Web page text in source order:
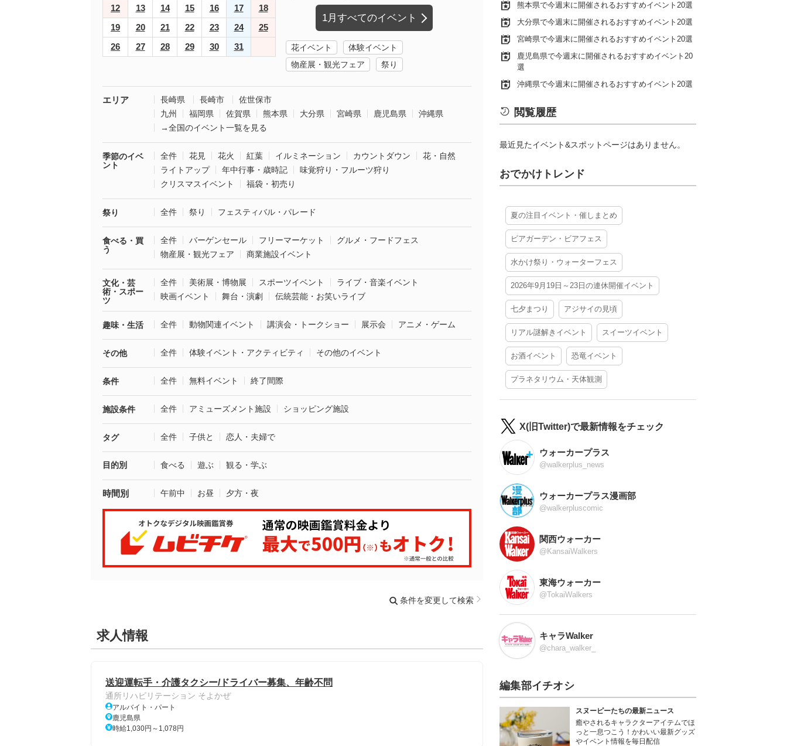
12
13 14 15 16 17
18
19
20 21 22 23 24
25
26
27 28 29 30 31
1月すべてのイベント
花イベント
体験イベント
物産展・観光フェア
祭り
エリア 長崎県 長崎市
佐世保市
九州
福岡県 佐賀県 熊本県 大分県 宮崎県 鹿児島県
沖縄県
→全国のイベント一覧を見る
季節のイベ
ント
全件 花見 花火 紅葉 イルミネーション カウントダウン
花・自然
ライトアップ
年中行事・歳時記
味覚狩り・フルーツ狩り
クリスマスイベント
福袋・初売り
祭り 全件 祭り フェスティバル・パレード
食べる・買
う
全件 バーゲンセール フリーマーケット
グルメ・フードフェス
物産展・観光フェア
商業施設イベント
文化・芸
術・スポー
ツ
全件 美術展・博物展 スポーツイベント
ライブ・音楽イベント
映画イベント
舞台・演劇 伝統芸能・お笑いライブ
趣味・生活 全件 動物関連イベント 講演会・トークショー 展示会 アニメ・ゲーム
その他 全件 体験イベント・アクティビティ その他のイベント
条件 全件 無料イベント 終了間際
施設条件 全件 アミューズメント施設 ショッピング施設
タグ 全件 子供と 恋人・夫婦で
目的別 食べる 遊ぶ 観る・学ぶ
時間別 午前中 お昼 夕方・夜
条件を変更して検索
求人情報
送迎運転手・介護タクシー/ドライバー募集、年齢不問
通所リハビリテーション そよかぜ
アルバイト・パート
鹿児島県
時給1,030円～1,078円
熊本県で今週末に開催されるおすすめイベント20選
大分県で今週末に開催されるおすすめイベント20選
宮崎県で今週末に開催されるおすすめイベント20選
鹿児島県で今週末に開催されるおすすめイベント20
選
沖縄県で今週末に開催されるおすすめイベント20選
閲覧履歴
最近見たイベント&スポットページはありません。
おでかけトレンド
夏の注目イベント・催しまとめ
ビアガーデン・ビアフェス
水かけ祭り・ウォーターフェス
2026年9月19日～23日の連休開催イベント
七夕まつり アジサイの見頃
リアル謎解きイベント スイーツイベント
お酒イベント 恐竜イベント
プラネタリウム・天体観測
X(旧Twitter)で最新情報をチェック
ウォーカープラス
@walkerplus_news
ウォーカープラス漫画部
@walkerpluscomic
関西ウォーカー
@KansaiWalkers
東海ウォーカー
@TokaiWalkers
キャラWalker
@chara_walker_
編集部イチオシ
スヌーピーたちの最新ニュース
癒やされるキャラクターアイテムでほ
っと一息つこう！かわいい最新グッズ
やイベント情報を毎日配信